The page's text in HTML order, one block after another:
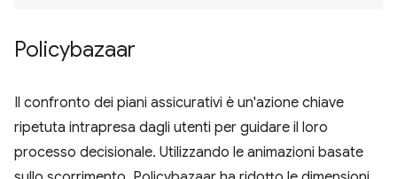
Policybazaar
Il confronto dei piani assicurativi è un'azione chiave
ripetuta intrapresa dagli utenti per guidare il loro
processo decisionale. Utilizzando le animazioni basate